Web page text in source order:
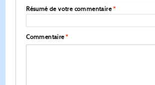
*
Résumé de votre commentaire
*
Commentaire